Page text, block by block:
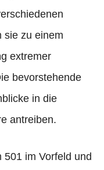
sie zu einem
extremer
bevorstehende
in die
antreiben.
im Vorfeld und